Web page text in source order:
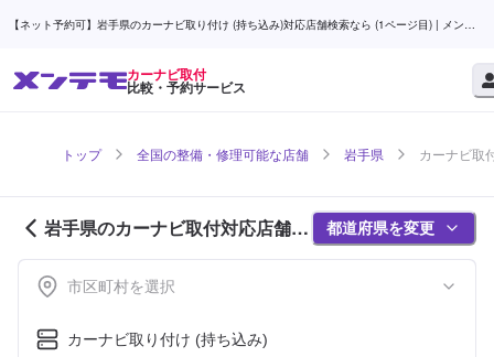
【ネット予約可】岩手県のカーナビ取り付け (持ち込み)対応店舗検索なら (1ページ目) | メンテ
カーナビ取付
比較・予約サービス
トップ 全国の整備・修理可能な店舗 岩手県 カーナビ取
岩手県のカーナビ取付対応店舗紹
介 (1ページ目)
都道府県を変更
市区町村を選択
カーナビ取り付け (持ち込み)